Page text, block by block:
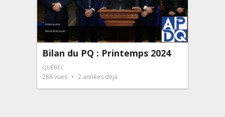
Bilan du PQ : Printemps 2024
QUÉBEC
288vues 2 années déjà